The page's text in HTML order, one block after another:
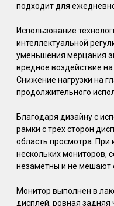
подходит для
Использование
интеллектуальной
уменьшения мерцания
вредное воздействие на
Снижение нагрузки на
продолжительного
Благодаря дизайну с
рамки с трех сторон
область просмотра.
нескольких мониторов,
незаметны и не мешают
Монитор выполнен в
дисплей, ровная